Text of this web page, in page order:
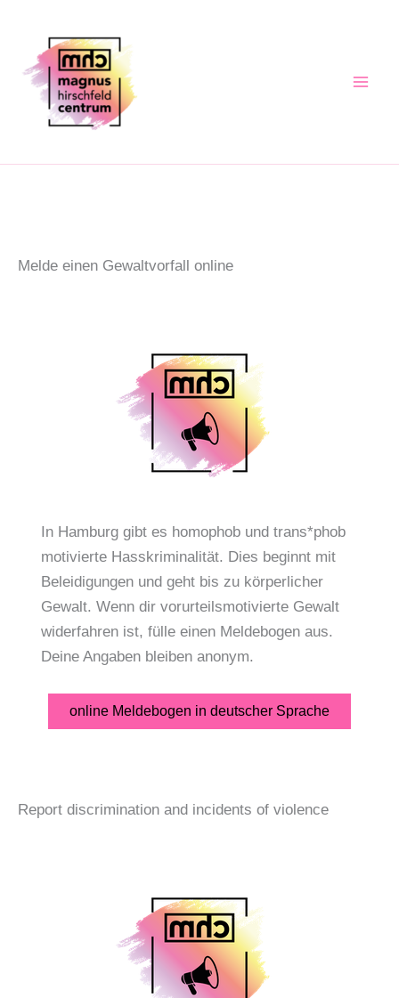
springen
Melde einen Gewaltvorfall online
In Hamburg gibt es homophob und trans*phob
motivierte Hasskriminalität. Dies beginnt mit
Beleidigungen und geht bis zu körperlicher
Gewalt. Wenn dir vorurteilsmotivierte Gewalt
widerfahren ist, fülle einen Meldebogen aus.
Deine Angaben bleiben anonym.
online Meldebogen in deutscher Sprache
Report discrimination and incidents of violence